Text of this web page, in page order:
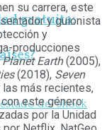
gratuita:
su carrera, este
y guionista
y
producciones
Planet Earth(2005),
(2018), Seven
más recientes,
este género
por la Unidad